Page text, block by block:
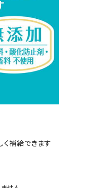
補給できます